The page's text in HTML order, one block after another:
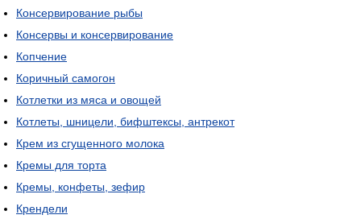
Консервирование рыбы
Консервы и консервирование
Копчение
Коричный самогон
Котлетки из мяса и овощей
Котлеты, шницели, бифштексы, антрекот
Крем из сгущенного молока
Кремы для торта
Кремы, конфеты, зефир
Крендели